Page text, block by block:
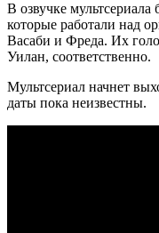
В озвучке мультсериала
которые работали над
Васаби и Фреда. Их
Уилан, соответственно.
Мультсериал начнет
даты пока неизвестны.